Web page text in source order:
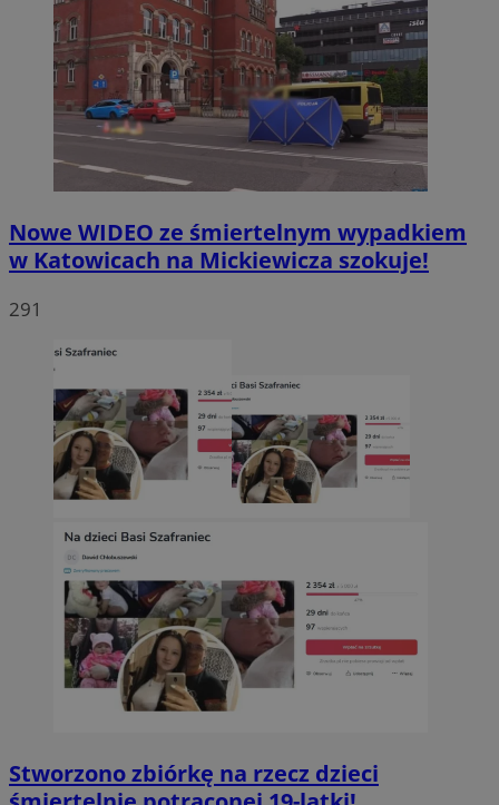
Nowe WIDEO ze śmiertelnym wypadkiem
w Katowicach na Mickiewicza szokuje!
291
Stworzono zbiórkę na rzecz dzieci